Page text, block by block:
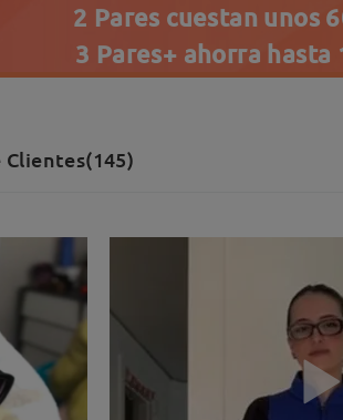
2 Pares cuestan unos
3 Pares+ ahorra hasta